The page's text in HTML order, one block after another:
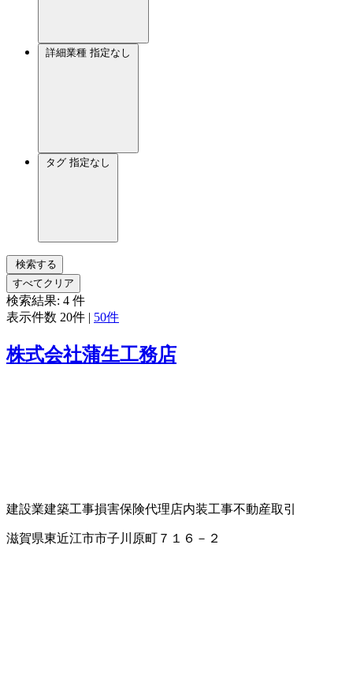
詳細業種 指定なし
タグ 指定なし
検索する
すべてクリア
検索結果: 4 件
表示件数 20件 | 50件
株式会社蒲生工務店
建設業建築工事損害保険代理店内装工事不動産取引
滋賀県東近江市市子川原町７１６－２